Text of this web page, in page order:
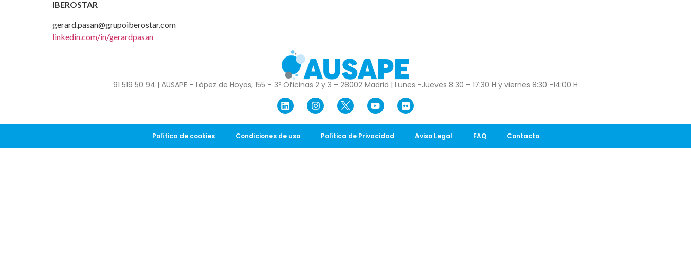
IBEROSTAR
gerard.pasan@grupoiberostar.com
linkedin.com/in/gerardpasan
91 519 50 94 | AUSAPE – López de Hoyos, 155 – 3º Oficinas 2 y 3 – 28002 Madrid | Lunes -Jueves 8:30 – 17:30 H y viernes 8:30 -14:00 H
Política de cookies Condiciones de uso Política de Privacidad Aviso Legal FAQ Contacto